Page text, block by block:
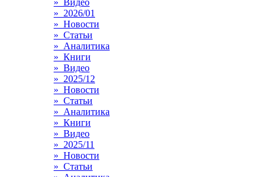
» Видео
» 2026/01
» Новости
» Статьи
» Аналитика
» Книги
» Видео
» 2025/12
» Новости
» Статьи
» Аналитика
» Книги
» Видео
» 2025/11
» Новости
» Статьи